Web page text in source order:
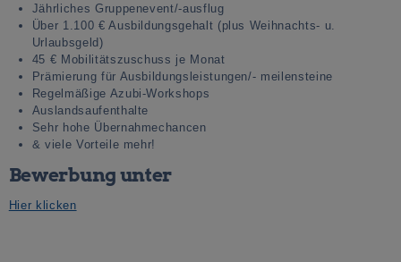
Jährliches Gruppenevent/-ausflug
Über 1.100 € Ausbildungsgehalt (plus Weihnachts- u.
Urlaubsgeld)
45 € Mobilitätszuschuss je Monat
Prämierung für Ausbildungsleistungen/- meilensteine
Regelmäßige Azubi-Workshops
Auslandsaufenthalte
Sehr hohe Übernahmechancen
& viele Vorteile mehr!
Bewerbung unter
Hier klicken